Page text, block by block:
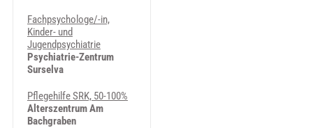
Fachpsychologe/-in,
Kinder- und
Jugendpsychiatrie
Psychiatrie-Zentrum
Surselva
Pflegehilfe SRK, 50-100%
Alterszentrum Am
Bachgraben